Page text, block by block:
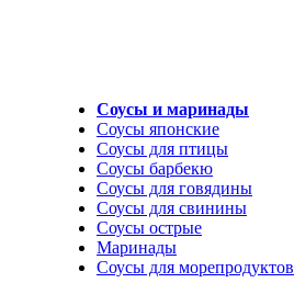
Соусы и маринады
Соусы японские
Соусы для птицы
Соусы барбекю
Соусы для говядины
Соусы для свинины
Соусы острые
Маринады
Соусы для морепродуктов